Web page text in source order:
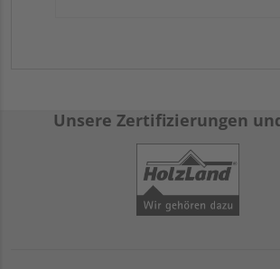
Unsere Zertifizierungen